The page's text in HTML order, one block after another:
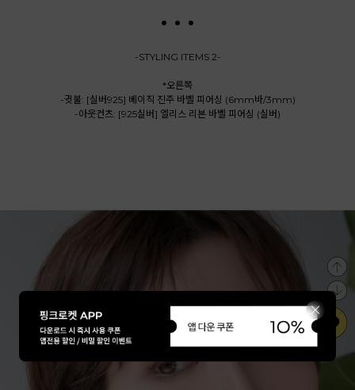
. . .
-STYLING ITEMS 2-
*오른쪽
-귓불: [실버925] 베이직 진주 바벨 피어싱 (6mm바/3mm)
-아웃컨츠: [925실버] 엘리스 리본 바벨 피어싱 (실버)